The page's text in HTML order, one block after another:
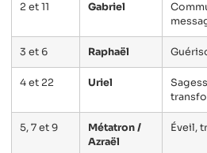
2 et 11 Gabriel
3 et 6 Raphaël
4 et 22 Uriel
5, 7 et 9
Métatron /
Azraël
Éveil,